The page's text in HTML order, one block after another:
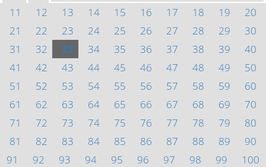
11
12 13 14 15 16 17 18 19
20
21
22 23 24 25 26 27 28 29
30
31
32 33 34 35 36 37 38 39
40
41
42 43 44 45 46 47 48 49
50
51
52 53 54 55 56 57 58 59
60
61
62 63 64 65 66 67 68 69
70
71
72 73 74 75 76 77 78 79
80
81
82 83 84 85 86 87 88 89
90
91
92 93 94 95 96 97 98 99
100